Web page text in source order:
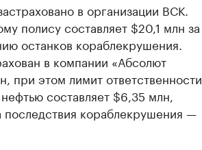
в организации ВСК.
полису составляет $20,1 млн за
останков кораблекрушения.
в компании «Абсолют
при этом лимит ответственности
составляет $6,35 млн,
кораблекрушения —